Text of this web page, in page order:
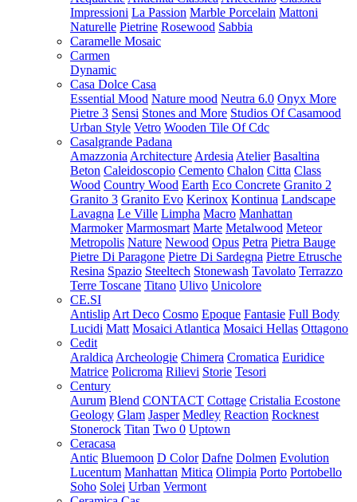
Impressioni La Passion Marble Porcelain Mattoni
Naturelle Pietrine Rosewood Sabbia
Caramelle Mosaic
Carmen
Dynamic
Casa Dolce Casa
Essential Mood Nature mood Neutra 6.0 Onyx More
Pietre 3 Sensi Stones and More Studios Of Casamood
Urban Style Vetro Wooden Tile Of Cdc
Casalgrande Padana
Amazzonia Architecture Ardesia Atelier Basaltina
Beton Caleidoscopio Cemento Chalon Citta Class
Wood Country Wood Earth Eco Concrete Granito 2
Granito 3 Granito Evo Kerinox Kontinua Landscape
Lavagna Le Ville Limpha Macro Manhattan
Marmoker Marmosmart Marte Metalwood Meteor
Metropolis Nature Newood Opus Petra Pietra Bauge
Pietre Di Paragone Pietre Di Sardegna Pietre Etrusche
Resina Spazio Steeltech Stonewash Tavolato Terrazzo
Terre Toscane Titano Ulivo Unicolore
CE.SI
Antislip Art Deco Cosmo Epoque Fantasie Full Body
Lucidi Matt Mosaici Atlantica Mosaici Hellas Ottagono
Cedit
Araldica Archeologie Chimera Cromatica Euridice
Matrice Policroma Rilievi Storie Tesori
Century
Aurum Blend CONTACT Cottage Cristalia Ecostone
Geology Glam Jasper Medley Reaction Rocknest
Stonerock Titan Two 0 Uptown
Ceracasa
Antic Bluemoon D Color Dafne Dolmen Evolution
Lucentum Manhattan Mitica Olimpia Porto Portobello
Soho Solei Urban Vermont